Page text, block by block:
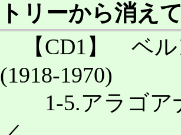
トリーから消え
【CD1】 ベル
(1918-1970)
1-5.アラゴア